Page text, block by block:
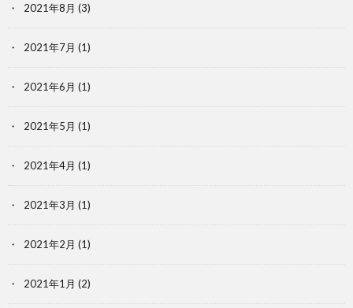
2021年8月 (3)
2021年7月 (1)
2021年6月 (1)
2021年5月 (1)
2021年4月 (1)
2021年3月 (1)
2021年2月 (1)
2021年1月 (2)